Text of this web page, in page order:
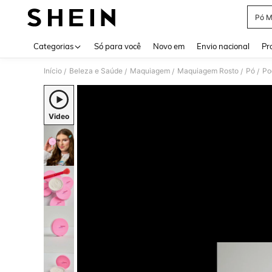
Pó
Categorias Só para você Novo em Envio nacional
Início / Beleza e Saúde / Maquiagem / Maquiagem Rosto / Pó /
Video